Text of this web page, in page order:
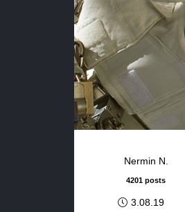
Nermin N.
4201 posts
3.08.19